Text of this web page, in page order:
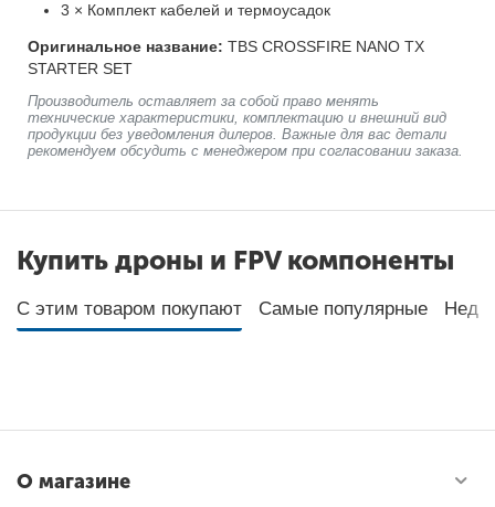
3 × Комплект кабелей и термоусадок
Оригинальное название: TBS CROSSFIRE NANO TX
STARTER SET
Производитель оставляет за собой право менять
технические характеристики, комплектацию и внешний вид
продукции без уведомления дилеров. Важные для вас детали
рекомендуем обсудить с менеджером при согласовании заказа.
Купить дроны и FPV компоненты
С этим товаром покупают Самые популярные
О магазине